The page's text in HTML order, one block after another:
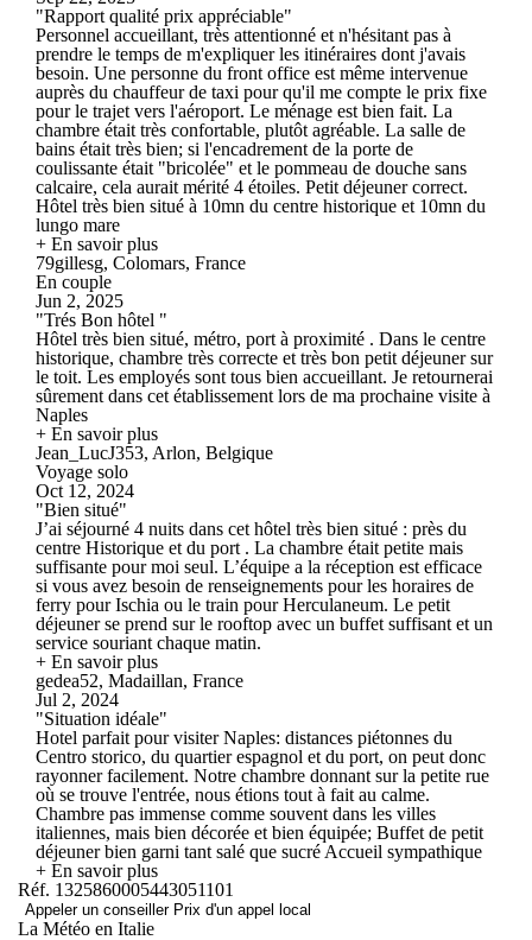
"Rapport qualité prix appréciable"
Personnel accueillant, très attentionné et n'hésitant pas à
prendre le temps de m'expliquer les itinéraires dont j'avais
besoin. Une personne du front office est même intervenue
auprès du chauffeur de taxi pour qu'il me compte le prix fixe
pour le trajet vers l'aéroport. Le ménage est bien fait. La
chambre était très confortable, plutôt agréable. La salle de
bains était très bien; si l'encadrement de la porte de
coulissante était "bricolée" et le pommeau de douche sans
calcaire, cela aurait mérité 4 étoiles. Petit déjeuner correct.
Hôtel très bien situé à 10mn du centre historique et 10mn du
lungo mare
+ En savoir plus
79gillesg, Colomars, France
En couple
Jun 2, 2025
"Trés Bon hôtel "
Hôtel très bien situé, métro, port à proximité . Dans le centre
historique, chambre très correcte et très bon petit déjeuner sur
le toit. Les employés sont tous bien accueillant. Je retournerai
sûrement dans cet établissement lors de ma prochaine visite à
Naples
+ En savoir plus
Jean_LucJ353, Arlon, Belgique
Voyage solo
Oct 12, 2024
"Bien situé"
J’ai séjourné 4 nuits dans cet hôtel très bien situé : près du
centre Historique et du port . La chambre était petite mais
suffisante pour moi seul. L’équipe a la réception est efficace
si vous avez besoin de renseignements pour les horaires de
ferry pour Ischia ou le train pour Herculaneum. Le petit
déjeuner se prend sur le rooftop avec un buffet suffisant et un
service souriant chaque matin.
+ En savoir plus
gedea52, Madaillan, France
Jul 2, 2024
"Situation idéale"
Hotel parfait pour visiter Naples: distances piétonnes du
Centro storico, du quartier espagnol et du port, on peut donc
rayonner facilement. Notre chambre donnant sur la petite rue
où se trouve l'entrée, nous étions tout à fait au calme.
Chambre pas immense comme souvent dans les villes
italiennes, mais bien décorée et bien équipée; Buffet de petit
déjeuner bien garni tant salé que sucré Accueil sympathique
+ En savoir plus
Réf. 1325860005443051101
Appeler un conseiller Prix d'un appel local
La Météo en Italie